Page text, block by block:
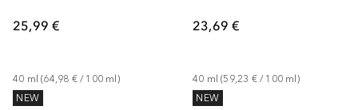
25,99 €
40 ml (64,98 € / 100 ml )
NEW
23,69 €
40 ml (59,23 € / 100 ml )
NEW